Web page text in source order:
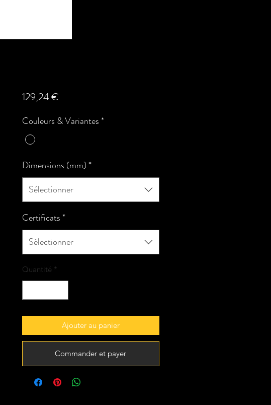
129,24 €Prix
Couleurs & Variantes*
Dimensions (mm)*
Sélectionner
Certificats*
Sélectionner
Quantité *
Ajouter au panier
Commander et payer